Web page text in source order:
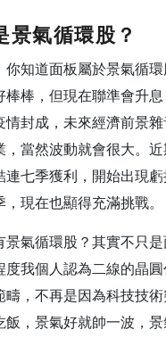
景氣循環股？
你知道面板屬於景氣循
棒棒，但現在聯準會升
情封成，未來經濟前景
，當然波動就會很大。
連七季獲利，開始出現
現在也顯得充滿挑戰。
景氣循環股？其實不只
度我個人認為二線的晶
疇，不再是因為科技技
，景氣好就帥一波，景